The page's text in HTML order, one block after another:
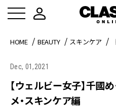
HOME BEAUTY スキンケア
Dec, 01,2021
【ウェルビー女子】千國
メ・スキンケア編